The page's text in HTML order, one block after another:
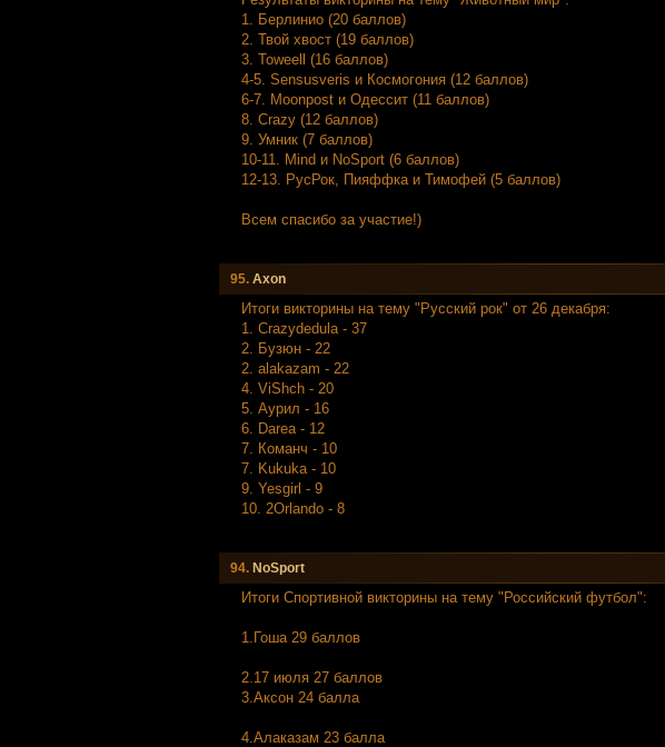
1. Берлинио (20 баллов)
2. Твой хвост (19 баллов)
3. Toweell (16 баллов)
4-5. Sensusveris и Космогония (12 баллов)
6-7. Moonpost и Одессит (11 баллов)
8. Crazy (12 баллов)
9. Умник (7 баллов)
10-11. Mind и NoSport (6 баллов)
12-13. РусРок, Пияффка и Тимофей (5 баллов)
Всем спасибо за участие!)
95. Axon
Итоги викторины на тему "Русский рок" от 26 декабря:
1. Crazydedula - 37
2. Бузюн - 22
2. alakazam - 22
4. ViShch - 20
5. Аурил - 16
6. Darea - 12
7. Команч - 10
7. Kukuka - 10
9. Yesgirl - 9
10. 2Orlando - 8
94. NoSport
Итоги Спортивной викторины на тему "Российский футбол":
1.Гоша 29 баллов
2.17 июля 27 баллов
3.Аксон 24 балла
4.Алаказам 23 балла